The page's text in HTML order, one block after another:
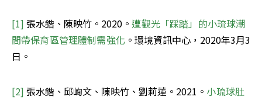
[1] 張水鍇、陳映竹。2020。遭觀光「踩踏」的小琉球潮
間帶保育區管理體制需強化 。環境資訊中心，2020年3月3
日。
[2] 張水鍇、邱峋文、陳映竹、劉莉蓮。2021。 小琉球肚